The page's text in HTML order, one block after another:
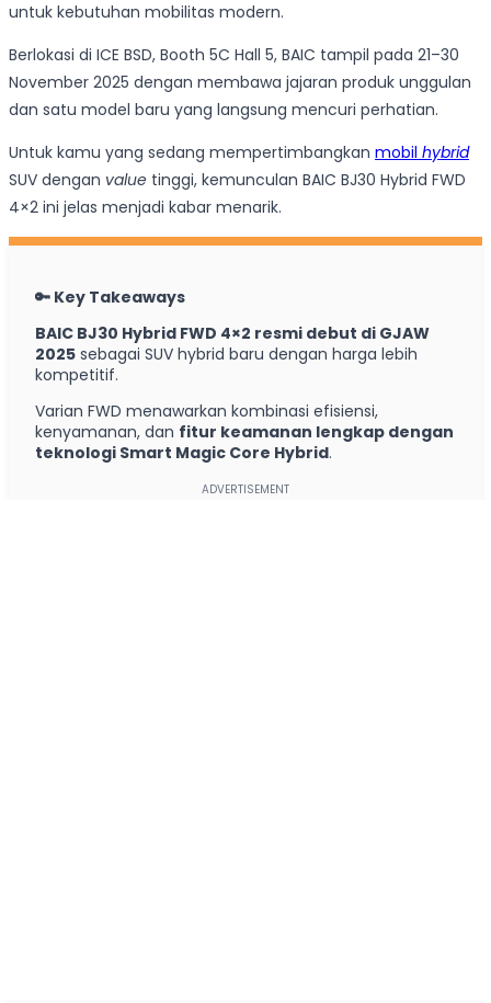
untuk kebutuhan mobilitas modern.
Berlokasi di ICE BSD, Booth 5C Hall 5, BAIC tampil pada 21–30
November 2025 dengan membawa jajaran produk unggulan
dan satu model baru yang langsung mencuri perhatian.
Untuk kamu yang sedang mempertimbangkan mobil hybrid
SUV dengan value tinggi, kemunculan BAIC BJ30 Hybrid FWD
4×2 ini jelas menjadi kabar menarik.
🔑 Key Takeaways
BAIC BJ30 Hybrid FWD 4×2 resmi debut di GJAW
2025 sebagai SUV hybrid baru dengan harga lebih
kompetitif.
Varian FWD menawarkan kombinasi efisiensi,
kenyamanan, dan fitur keamanan lengkap dengan
teknologi Smart Magic Core Hybrid.